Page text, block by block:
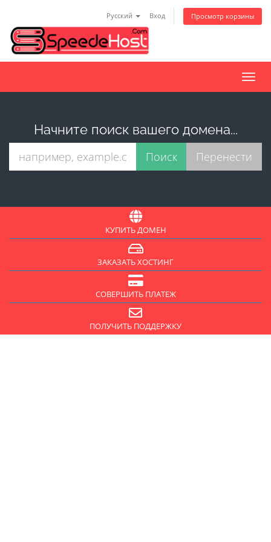
Русский Вход Просмотр корзины
Начните поиск вашего домена...
КУПИТЬ ДОМЕН
ЗАКАЗАТЬ ХОСТИНГ
СОВЕРШИТЬ ПЛАТЕЖ
ПОЛУЧИТЬ ПОДДЕРЖКУ